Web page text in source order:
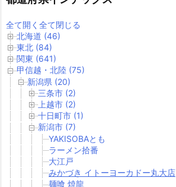
全て開く 全て閉じる
北海道 (46)
東北 (84)
関東 (641)
甲信越・北陸 (75)
新潟県 (20)
三条市 (2)
上越市 (2)
十日町市 (1)
新潟市 (7)
YAKISOBAとも
ラーメン拾番
大江戸
みかづき イトーヨーカドー丸大店
麺喰 焼龍